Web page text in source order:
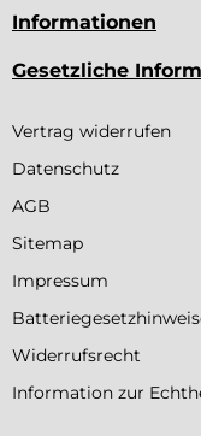
Informationen
Gesetzliche
Vertrag widerrufen
Datenschutz
AGB
Sitemap
Impressum
Widerrufsrecht
Information zur